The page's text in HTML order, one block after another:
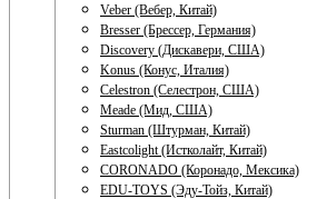
Veber (Вебер, Китай)
Bresser (Брессер, Германия)
Discovery (Дискавери, США)
Konus (Конус, Италия)
Celestron (Селестрон, США)
Meade (Мид, США)
Sturman (Штурман, Китай)
Eastcolight (Истколайт, Китай)
CORONADO (Коронадо, Мексика)
EDU-TOYS (Эду-Тойз, Китай)